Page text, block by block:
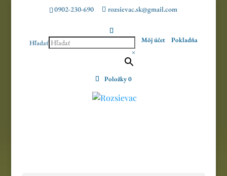
0902-230-690 rozsievac.sk@gmail.com
Hľadať
×
Môj účet Pokladňa
Položky 0